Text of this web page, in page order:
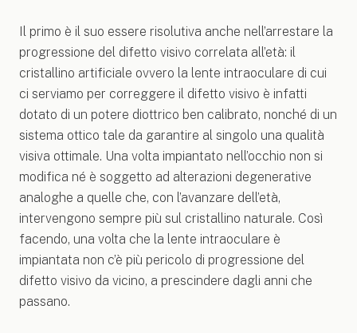
Il primo è il suo essere risolutiva anche nell’arrestare la
progressione del difetto visivo correlata all’età: il
cristallino artificiale ovvero la lente intraoculare di cui
ci serviamo per correggere il difetto visivo è infatti
dotato di un potere diottrico ben calibrato, nonché di un
sistema ottico tale da garantire al singolo una qualità
visiva ottimale. Una volta impiantato nell’occhio non si
modifica né è soggetto ad alterazioni degenerative
analoghe a quelle che, con l’avanzare dell’età,
intervengono sempre più sul cristallino naturale. Così
facendo, una volta che la lente intraoculare è
impiantata non c’è più pericolo di progressione del
difetto visivo da vicino, a prescindere dagli anni che
passano.